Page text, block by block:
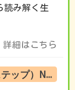
読み解く生
詳細はこちら
FSニュース（ファーストステップ）No.222 8月の活動です